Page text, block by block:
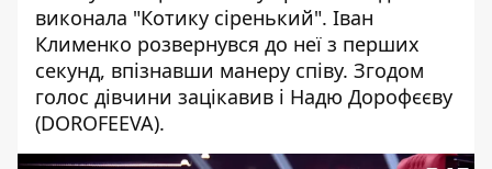
виконала "Котику сіренький". Іван
Клименко розвернувся до неї з перших
секунд, впізнавши манеру співу. Згодом
голос дівчини зацікавив і Надю Дорофєєву
(DOROFEEVA).